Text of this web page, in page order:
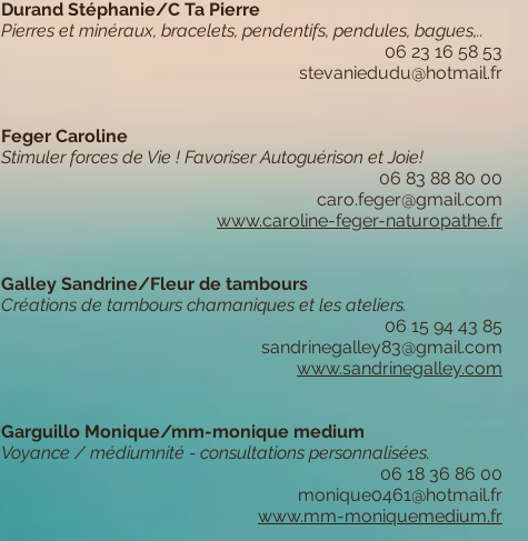
Durand Stéphanie/C Ta Pierre
Pierres et minéraux, bracelets, pendentifs, pendules, bagues,..
06 23 16 58 53
stevaniedudu@hotmail.fr
Feger Caroline
Stimuler forces de Vie ! Favoriser Autoguérison et Joie!
06 83 88 80 00
caro.feger@gmail.com
www.caroline-feger-naturopathe.fr
Galley Sandrine/Fleur de tambours
Créations de tambours chamaniques et les ateliers.
06 15 94 43 85
sandrinegalley83@gmail.com
www.sandrinegalley.com
Garguillo Monique/mm-monique medium
Voyance / médiumnité - consultations personnalisées.
06 18 36 86 00
monique0461@hotmail.fr
www.mm-moniquemedium.fr